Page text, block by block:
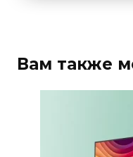
Вам также